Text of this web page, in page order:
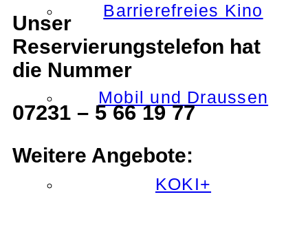
Barrierefreies Kino
Mobil und Draussen
KOKI+
Unser
Reservierungstelefon hat
die Nummer
07231 – 5 66 19 77
Weitere Angebote: